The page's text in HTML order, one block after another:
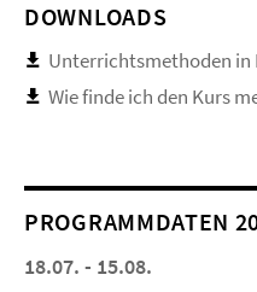
DOWNLOADS
Unterrichtsmethoden in
Wie finde ich den Kurs
PROGRAMMDATEN
18.07. - 15.08.